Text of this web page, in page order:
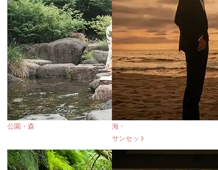
公園・森
海・
サンセット